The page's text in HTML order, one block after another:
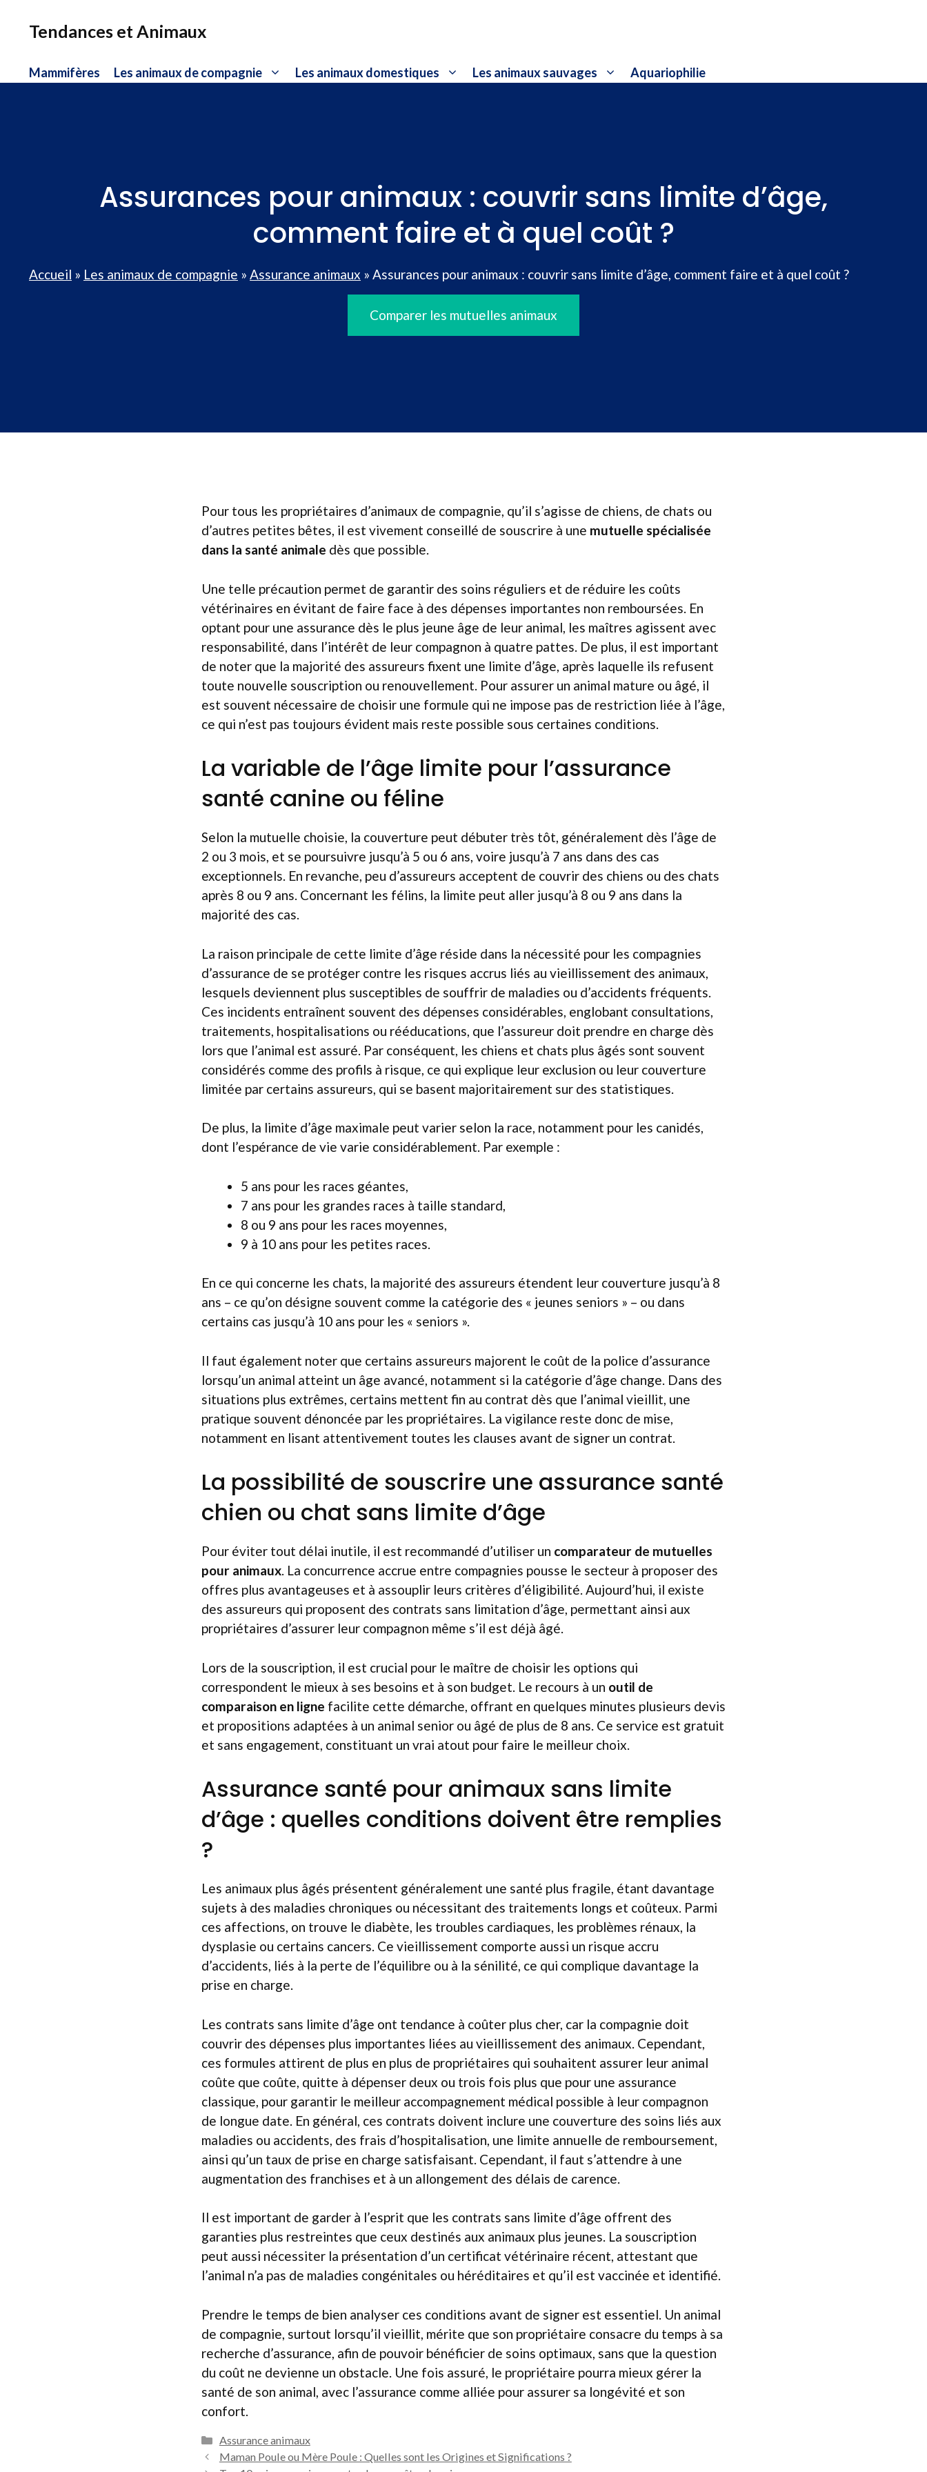
Tendances et Animaux
Mammifères Les animaux de compagnie Les animaux domestiques Les animaux sauvages Aquariophilie
Assurances pour animaux : couvrir sans limite d’âge,
comment faire et à quel coût ?
Accueil » Les animaux de compagnie » Assurance animaux » Assurances pour animaux : couvrir sans limite d’âge, comment faire et à quel coût ?
Comparer les mutuelles animaux
Pour tous les propriétaires d’animaux de compagnie, qu’il s’agisse de chiens, de chats ou
d’autres petites bêtes, il est vivement conseillé de souscrire à une mutuelle spécialisée
dans la santé animale dès que possible.
Une telle précaution permet de garantir des soins réguliers et de réduire les coûts
vétérinaires en évitant de faire face à des dépenses importantes non remboursées. En
optant pour une assurance dès le plus jeune âge de leur animal, les maîtres agissent avec
responsabilité, dans l’intérêt de leur compagnon à quatre pattes. De plus, il est important
de noter que la majorité des assureurs fixent une limite d’âge, après laquelle ils refusent
toute nouvelle souscription ou renouvellement. Pour assurer un animal mature ou âgé, il
est souvent nécessaire de choisir une formule qui ne impose pas de restriction liée à l’âge,
ce qui n’est pas toujours évident mais reste possible sous certaines conditions.
La variable de l’âge limite pour l’assurance
santé canine ou féline
Selon la mutuelle choisie, la couverture peut débuter très tôt, généralement dès l’âge de
2 ou 3 mois, et se poursuivre jusqu’à 5 ou 6 ans, voire jusqu’à 7 ans dans des cas
exceptionnels. En revanche, peu d’assureurs acceptent de couvrir des chiens ou des chats
après 8 ou 9 ans. Concernant les félins, la limite peut aller jusqu’à 8 ou 9 ans dans la
majorité des cas.
La raison principale de cette limite d’âge réside dans la nécessité pour les compagnies
d’assurance de se protéger contre les risques accrus liés au vieillissement des animaux,
lesquels deviennent plus susceptibles de souffrir de maladies ou d’accidents fréquents.
Ces incidents entraînent souvent des dépenses considérables, englobant consultations,
traitements, hospitalisations ou rééducations, que l’assureur doit prendre en charge dès
lors que l’animal est assuré. Par conséquent, les chiens et chats plus âgés sont souvent
considérés comme des profils à risque, ce qui explique leur exclusion ou leur couverture
limitée par certains assureurs, qui se basent majoritairement sur des statistiques.
De plus, la limite d’âge maximale peut varier selon la race, notamment pour les canidés,
dont l’espérance de vie varie considérablement. Par exemple :
5 ans pour les races géantes,
7 ans pour les grandes races à taille standard,
8 ou 9 ans pour les races moyennes,
9 à 10 ans pour les petites races.
En ce qui concerne les chats, la majorité des assureurs étendent leur couverture jusqu’à 8
ans – ce qu’on désigne souvent comme la catégorie des « jeunes seniors » – ou dans
certains cas jusqu’à 10 ans pour les « seniors ».
Il faut également noter que certains assureurs majorent le coût de la police d’assurance
lorsqu’un animal atteint un âge avancé, notamment si la catégorie d’âge change. Dans des
situations plus extrêmes, certains mettent fin au contrat dès que l’animal vieillit, une
pratique souvent dénoncée par les propriétaires. La vigilance reste donc de mise,
notamment en lisant attentivement toutes les clauses avant de signer un contrat.
La possibilité de souscrire une assurance santé
chien ou chat sans limite d’âge
Pour éviter tout délai inutile, il est recommandé d’utiliser un comparateur de mutuelles
pour animaux. La concurrence accrue entre compagnies pousse le secteur à proposer des
offres plus avantageuses et à assouplir leurs critères d’éligibilité. Aujourd’hui, il existe
des assureurs qui proposent des contrats sans limitation d’âge, permettant ainsi aux
propriétaires d’assurer leur compagnon même s’il est déjà âgé.
Lors de la souscription, il est crucial pour le maître de choisir les options qui
correspondent le mieux à ses besoins et à son budget. Le recours à un outil de
comparaison en ligne facilite cette démarche, offrant en quelques minutes plusieurs devis
et propositions adaptées à un animal senior ou âgé de plus de 8 ans. Ce service est gratuit
et sans engagement, constituant un vrai atout pour faire le meilleur choix.
Assurance santé pour animaux sans limite
d’âge : quelles conditions doivent être remplies
?
Les animaux plus âgés présentent généralement une santé plus fragile, étant davantage
sujets à des maladies chroniques ou nécessitant des traitements longs et coûteux. Parmi
ces affections, on trouve le diabète, les troubles cardiaques, les problèmes rénaux, la
dysplasie ou certains cancers. Ce vieillissement comporte aussi un risque accru
d’accidents, liés à la perte de l’équilibre ou à la sénilité, ce qui complique davantage la
prise en charge.
Les contrats sans limite d’âge ont tendance à coûter plus cher, car la compagnie doit
couvrir des dépenses plus importantes liées au vieillissement des animaux. Cependant,
ces formules attirent de plus en plus de propriétaires qui souhaitent assurer leur animal
coûte que coûte, quitte à dépenser deux ou trois fois plus que pour une assurance
classique, pour garantir le meilleur accompagnement médical possible à leur compagnon
de longue date. En général, ces contrats doivent inclure une couverture des soins liés aux
maladies ou accidents, des frais d’hospitalisation, une limite annuelle de remboursement,
ainsi qu’un taux de prise en charge satisfaisant. Cependant, il faut s’attendre à une
augmentation des franchises et à un allongement des délais de carence.
Il est important de garder à l’esprit que les contrats sans limite d’âge offrent des
garanties plus restreintes que ceux destinés aux animaux plus jeunes. La souscription
peut aussi nécessiter la présentation d’un certificat vétérinaire récent, attestant que
l’animal n’a pas de maladies congénitales ou héréditaires et qu’il est vaccinée et identifié.
Prendre le temps de bien analyser ces conditions avant de signer est essentiel. Un animal
de compagnie, surtout lorsqu’il vieillit, mérite que son propriétaire consacre du temps à sa
recherche d’assurance, afin de pouvoir bénéficier de soins optimaux, sans que la question
du coût ne devienne un obstacle. Une fois assuré, le propriétaire pourra mieux gérer la
santé de son animal, avec l’assurance comme alliée pour assurer sa longévité et son
confort.
Catégories
Assurance animaux
Maman Poule ou Mère Poule : Quelles sont les Origines et Significations ?